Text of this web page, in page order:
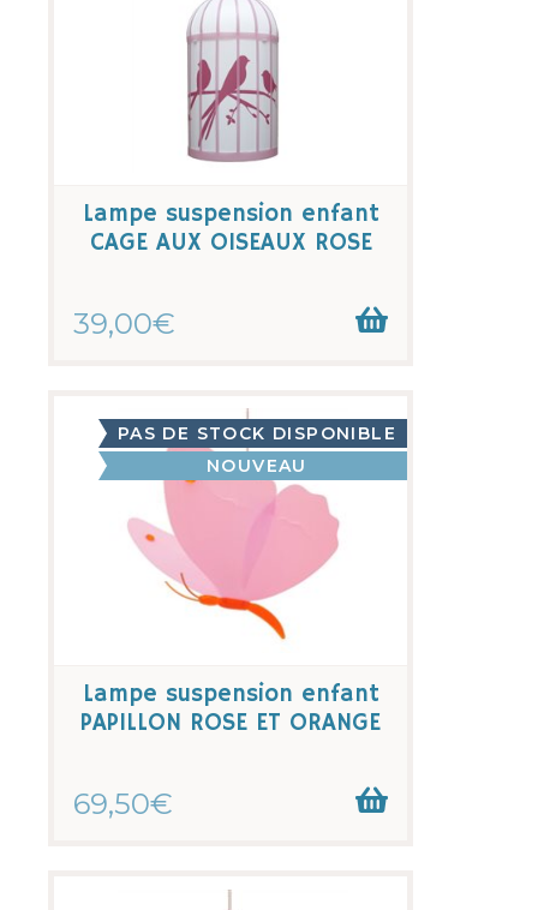
Lampe suspension enfant
CAGE AUX OISEAUX ROSE
39,00€
Lampe suspension enfant
PAPILLON ROSE ET ORANGE
69,50€
PAS DE STOCK DISPONIBLE
NOUVEAU